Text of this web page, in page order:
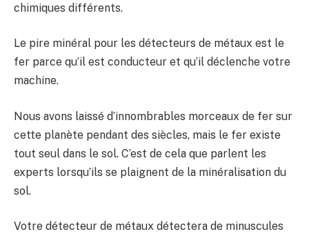
chimiques différents.
Le pire minéral pour les détecteurs de métaux est le
fer parce qu’il est conducteur et qu’il déclenche votre
machine.
Nous avons laissé d’innombrables morceaux de fer sur
cette planète pendant des siècles, mais le fer existe
tout seul dans le sol. C’est de cela que parlent les
experts lorsqu’ils se plaignent de la minéralisation du
sol.
Votre détecteur de métaux détectera de minuscules